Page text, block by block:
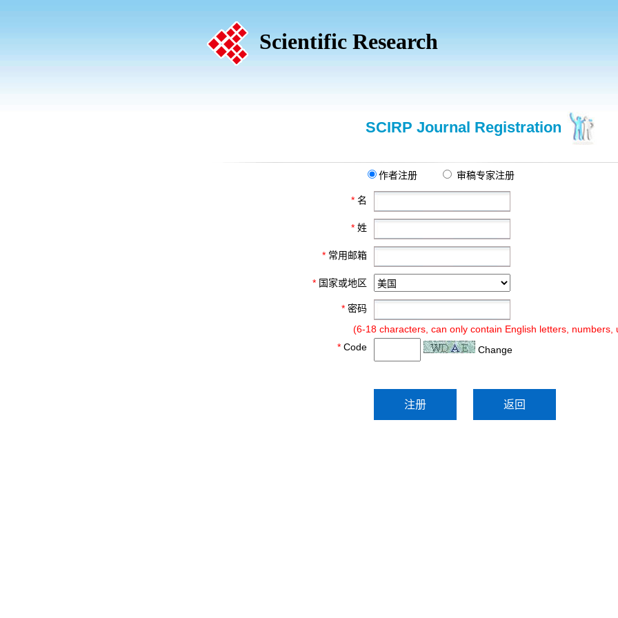
Scientific Research
SCIRP Journal Registration
作者注册 审稿专家注册
* 名
* 姓
* 常用邮箱
* 国家或地区
* 密码
(6-18 characters, can only contain English letters, numbers,
* Code Change